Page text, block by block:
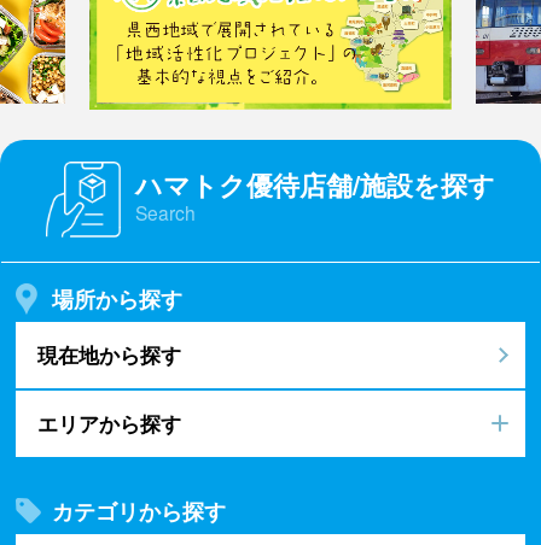
ハマトク優待店舗/施設を探す
Search
場所から探す
現在地から探す
エリアから探す
カテゴリから探す